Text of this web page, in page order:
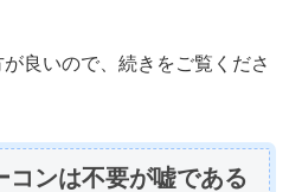
良いので、続きをご覧くださ
コンは不要が嘘である